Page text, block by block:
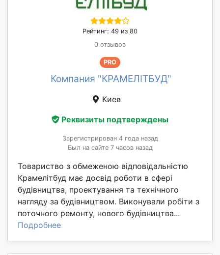
Рейтинг: 49 из 80
0 отзывов
PRO
Компания "КРАМЕЛІТБУД"
Киев
Реквизиты подтверждены
Зарегистрирован 4 года назад
Был на сайте 7 часов назад
Товариство з обмеженою відповідальністю
Крамелітбуд має досвід роботи в сфері
будівництва, проектування та технічного
нагляду за будівництвом. Виконували робіти з
поточного ремонту, нового будівництва...
Подробнее